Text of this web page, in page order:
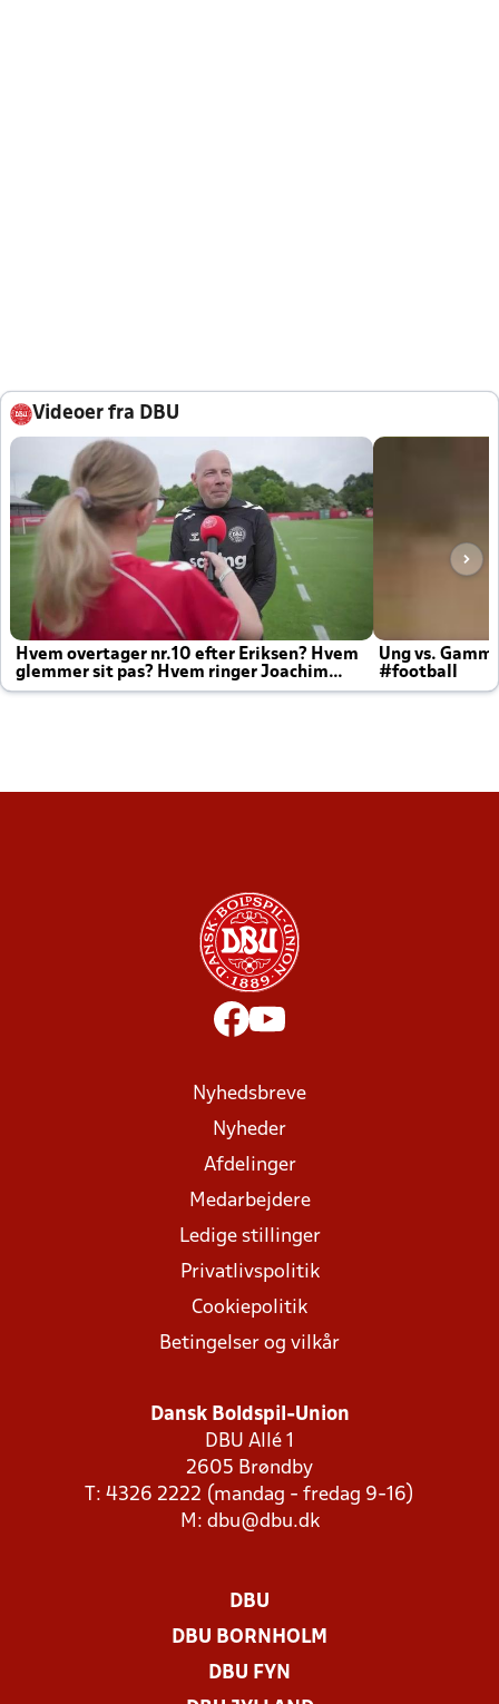
Videoer fra DBU
Hvem overtager nr.10 efter Eriksen? Hvem
glemmer sit pas? Hvem ringer Joachim
altid til efter kampe?
Ung vs.
#football
Nyhedsbreve
Nyheder
Afdelinger
Medarbejdere
Ledige stillinger
Privatlivspolitik
Cookiepolitik
Betingelser og vilkår
Dansk Boldspil-Union
DBU Allé 1
2605 Brøndby
T: 4326 2222 (mandag - fredag 9-16)
M: dbu@dbu.dk
DBU
DBU BORNHOLM
DBU FYN